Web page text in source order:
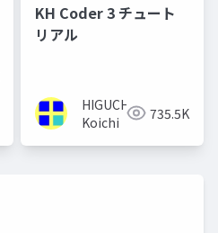
KH Coder 3 チュート
リアル
HIGUCHI
Koichi
735.5K